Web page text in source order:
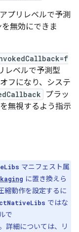
プリレベルで予測
無効にできま
レベルで予測型
フになり、システ
プラッ
無視するよう指示
マニフェスト属
に置き換えら
縮動作を設定するに
ではな
で
詳細については、リ